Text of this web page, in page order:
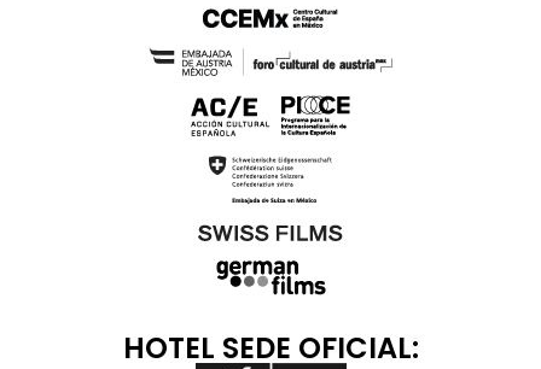
HOTEL SEDE OFICIAL: